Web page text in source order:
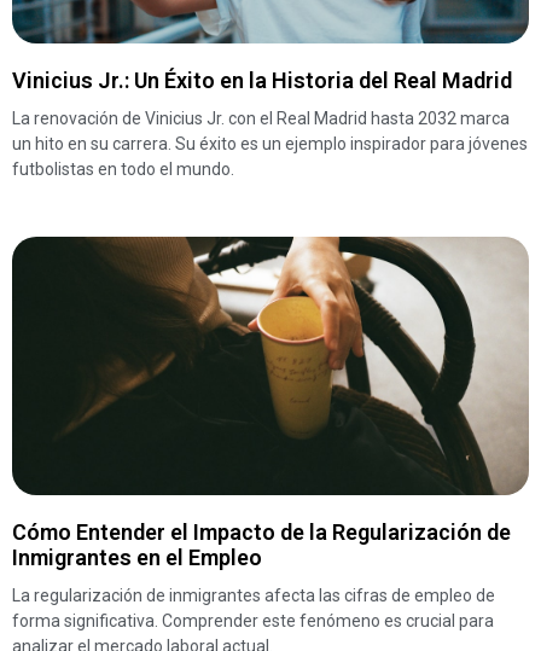
Vinicius Jr.: Un Éxito en la Historia del Real Madrid
La renovación de Vinicius Jr. con el Real Madrid hasta 2032 marca
un hito en su carrera. Su éxito es un ejemplo inspirador para jóvenes
futbolistas en todo el mundo.
Cómo Entender el Impacto de la Regularización de
Inmigrantes en el Empleo
La regularización de inmigrantes afecta las cifras de empleo de
forma significativa. Comprender este fenómeno es crucial para
analizar el mercado laboral actual.